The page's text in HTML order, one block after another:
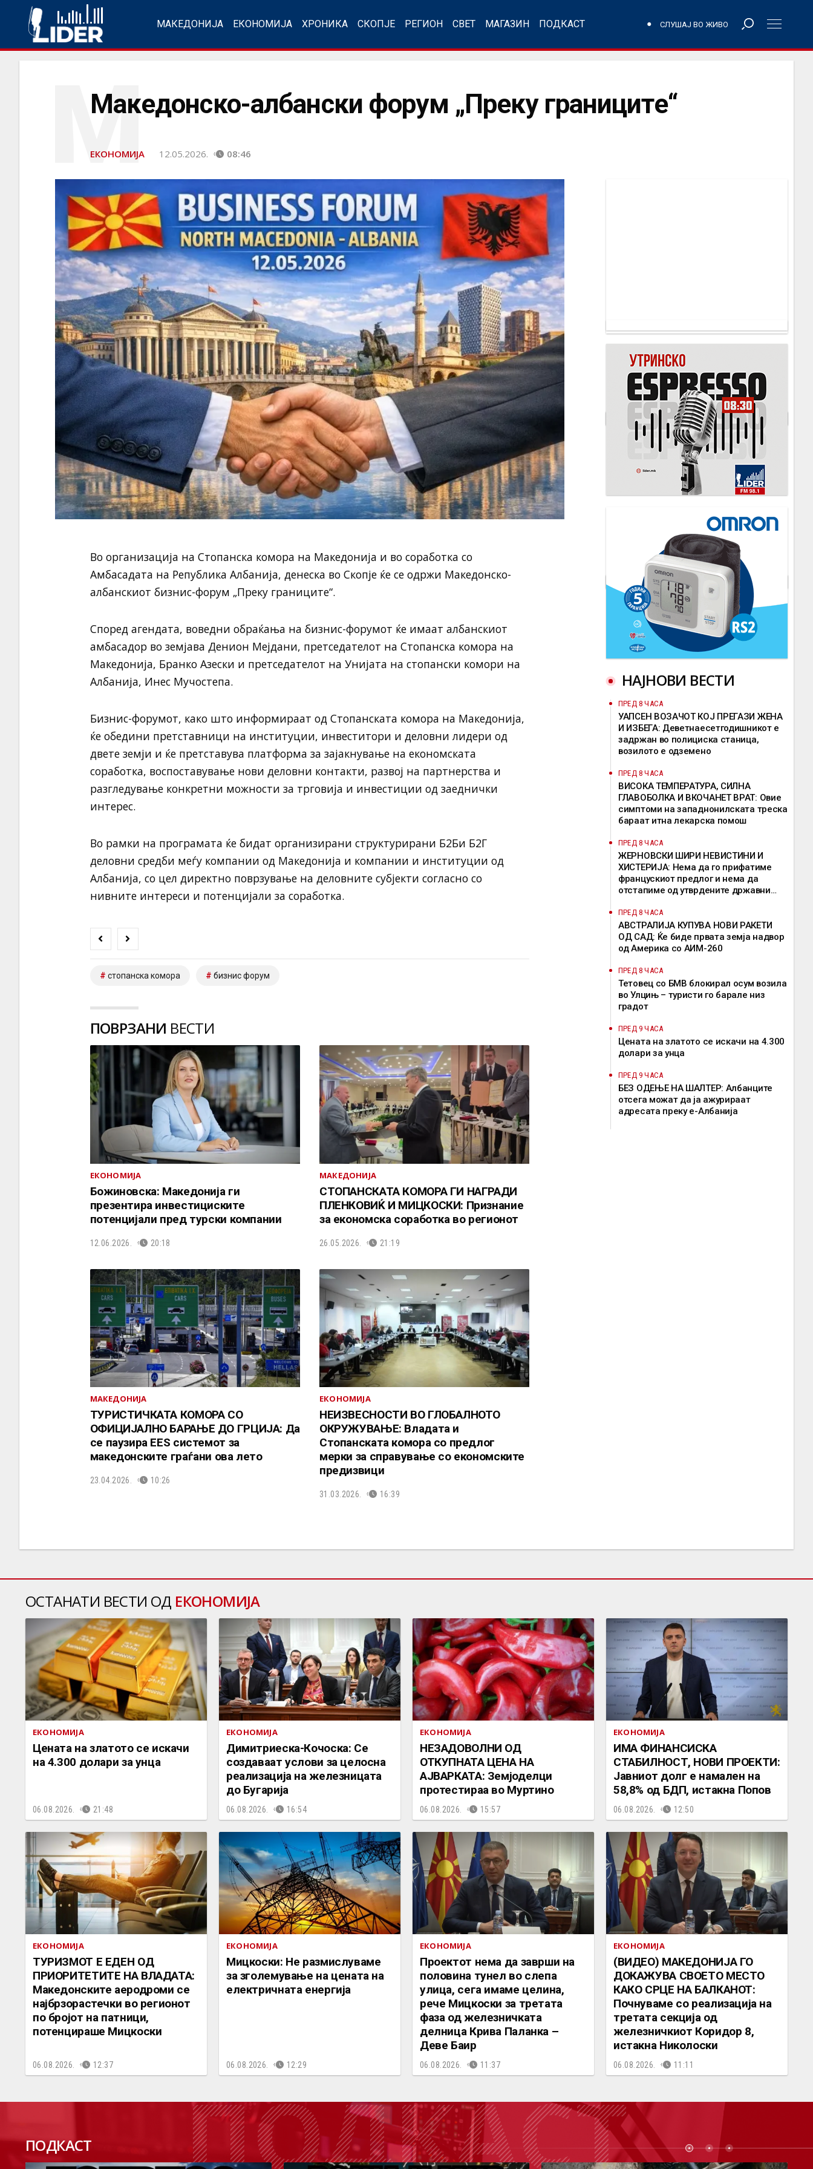
МАКЕДОНИЈА ЕКОНОМИЈА ХРОНИКА СКОПЈЕ РЕГИОН СВЕТ МАГАЗИН ПОДКАСТ СЛУШАЈ ВО ЖИВО
Македонско-албански форум „Преку границите“
М
ЕКОНОМИЈА 12.05.2026. 08:46
Во организација на Стопанска комора на Македонија и во соработка со
Амбасадата на Република Албанија, денеска во Скопје ќе се одржи Македонско-
албанскиот бизнис-форум „Преку границите“.
Според агендата, воведни обраќања на бизнис-форумот ќе имаат албанскиот
амбасадор во земјава Денион Мејдани, претседателот на Стопанска комора на
Македонија, Бранко Азески и претседателот на Унијата на стопански комори на
Албанија, Инес Мучостепа.
Бизнис-форумот, како што информираат од Стопанската комора на Македонија,
ќе обедини претставници на институции, инвеститори и деловни лидери од
двете земји и ќе претставува платформа за зајакнување на економската
соработка, воспоставување нови деловни контакти, развој на партнерства и
разгледување конкретни можности за трговија и инвестиции од заеднички
интерес.
Во рамки на програмата ќе бидат организирани структурирани Б2Би Б2Г
деловни средби меѓу компании од Македонија и компании и институции од
Албанија, со цел директно поврзување на деловните субјекти согласно со
нивните интереси и потенцијали за соработка.
стопанска комора бизнис форум
ПОВРЗАНИ ВЕСТИ
ЕКОНОМИЈА
Божиновска: Македонија ги
презентира инвестициските
потенцијали пред турски компании
12.06.2026. 20:18
МАКЕДОНИЈА
СТОПАНСКАТА КОМОРА ГИ НАГРАДИ
ПЛЕНКОВИЌ И МИЦКОСКИ: Признание
за економска соработка во регионот
26.05.2026. 21:19
МАКЕДОНИЈА
ТУРИСТИЧКАТА КОМОРА СО
ОФИЦИЈАЛНО БАРАЊЕ ДО ГРЦИЈА: Да
се паузира EES системот за
македонските граѓани ова лето
23.04.2026. 10:26
ЕКОНОМИЈА
НЕИЗВЕСНОСТИ ВО ГЛОБАЛНОТО
ОКРУЖУВАЊЕ: Владата и
Стопанската комора со предлог
мерки за справување со економските
предизвици
31.03.2026. 16:39
НАЈНОВИ ВЕСТИ
ПРЕД 8 ЧАСА
УАПСЕН ВОЗАЧОТ КОЈ ПРЕГАЗИ ЖЕНА
И ИЗБЕГА: Деветнаесетгодишникот е
задржан во полициска станица,
возилото е одземено
ПРЕД 8 ЧАСА
ВИСОКА ТЕМПЕРАТУРА, СИЛНА
ГЛАВОБОЛКА И ВКОЧАНЕТ ВРАТ: Овие
симптоми на западнонилската треска
бараат итна лекарска помош
ПРЕД 8 ЧАСА
ЖЕРНОВСКИ ШИРИ НЕВИСТИНИ И
ХИСТЕРИЈА: Нема да го прифатиме
францускиот предлог и нема да
отстапиме од утврдените државни
ПРЕД 8 ЧАСА
АВСТРАЛИЈА КУПУВА НОВИ РАКЕТИ
ОД САД: Ќе биде првата земја надвор
од Америка со АИМ-260
ПРЕД 8 ЧАСА
Тетовец со БМВ блокирал осум возила
во Улцињ – туристи го барале низ
градот
ПРЕД 9 ЧАСА
Цената на златото се искачи на 4.300
долари за унца
ПРЕД 9 ЧАСА
БЕЗ ОДЕЊЕ НА ШАЛТЕР: Албанците
отсега можат да ја ажурираат
адресата преку е-Албанија
ОСТАНАТИ ВЕСТИ ОД ЕКОНОМИЈА
ЕКОНОМИЈА
Цената на златото се искачи
на 4.300 долари за унца
06.08.2026. 21:48
ЕКОНОМИЈА
Димитриеска-Кочоска: Се
создаваат услови за целосна
реализација на железницата
до Бугарија
06.08.2026. 16:54
ЕКОНОМИЈА
НЕЗАДОВОЛНИ ОД
ОТКУПНАТА ЦЕНА НА
АЈВАРКАТА: Земјоделци
протестираа во Муртино
06.08.2026. 15:57
ЕКОНОМИЈА
ИМА ФИНАНСИСКА
СТАБИЛНОСТ, НОВИ ПРОЕКТИ:
Јавниот долг е намален на
58,8% од БДП, истакна Попов
06.08.2026. 12:50
ЕКОНОМИЈА
ТУРИЗМОТ Е ЕДЕН ОД
ПРИОРИТЕТИТЕ НА ВЛАДАТА:
Македонските аеродроми се
најбрзорастечки во регионот
по бројот на патници,
потенцираше Мицкоски
06.08.2026. 12:37
ЕКОНОМИЈА
Мицкоски: Не размислуваме
за зголемување на цената на
електричната енергија
06.08.2026. 12:29
ЕКОНОМИЈА
Проектот нема да заврши на
половина тунел во слепа
улица, сега имаме целина,
рече Мицкоски за третата
фаза од железничката
делница Крива Паланка –
Деве Баир
06.08.2026. 11:37
ЕКОНОМИЈА
(ВИДЕО) МАКЕДОНИЈА ГО
ДОКАЖУВА СВОЕТО МЕСТО
КАКО СРЦЕ НА БАЛКАНОТ:
Почнуваме со реализација на
третата секција од
железничкиот Коридор 8,
истакна Николоски
06.08.2026. 11:11
ПОДКАСТ ПОДКАСТ